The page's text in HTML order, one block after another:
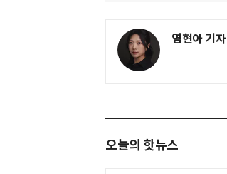
염현아 기자
오늘의 핫뉴스